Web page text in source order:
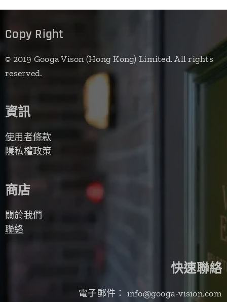
Copy Right
© 2019 Googa Vison (Hong Kong) Limited. All rights
reserved.
資訊
使用者條款
隱私權政策
商店
關於我們
聯絡
快速聯絡
電子郵件： info@googa-vision.com